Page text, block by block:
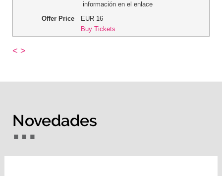
información en el enlace
Offer Price
EUR 16
Buy Tickets
< >
Novedades